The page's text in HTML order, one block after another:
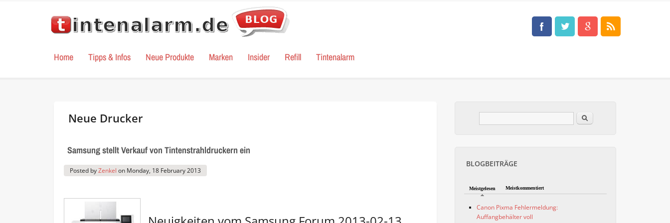
Home Tipps & Infos Neue Produkte Marken Insider Refill Tintenalarm
Neue Drucker
Samsung stellt Verkauf von Tintenstrahldruckern ein
Posted byZenkel on Monday, 18 February 2013
Suchformular Im Blog suchen
BLOGBEITRÄGE
Meistgelesen Meistkommentiert
Canon Pixma Fehlermeldung:
Auffangbehälter voll